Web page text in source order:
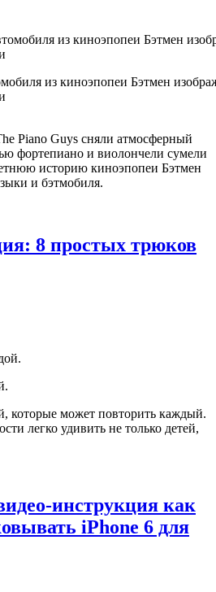
из киноэпопеи Бэтмен
Piano Guys сняли атмосферный
фортепиано и виолончели сумели
историю киноэпопеи Бэтмен
и бэтмобиля.
8 простых трюков
которые может повторить каждый.
легко удивить не только детей,
инструкция как
iPhone 6 для